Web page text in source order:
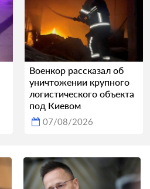
Военкор рассказал об
уничтожении крупного
логистического объекта
под Киевом
07/08/2026